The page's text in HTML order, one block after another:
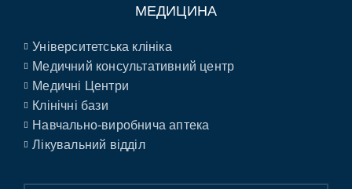
МЕДИЦИНА
Університетська клініка
Медичний консультативний центр
Медичні Центри
Клінічні бази
Навчально-виробнича аптека
Лікувальний відділ